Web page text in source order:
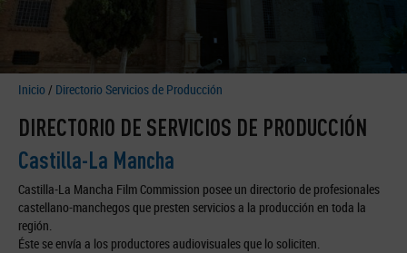
Inicio / Directorio Servicios de Producción
DIRECTORIO DE SERVICIOS DE PRODUCCIÓN
Castilla-La Mancha
Castilla-La Mancha Film Commission posee un directorio de profesionales
castellano-manchegos que presten servicios a la producción en toda la
región.
Éste se envía a los productores audiovisuales que lo soliciten.